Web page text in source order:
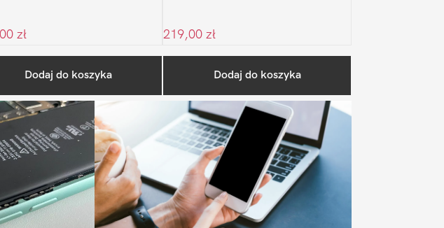
zł
Dodaj do koszyka
219,00 zł
Dodaj do koszyka
Sidebar
blogu